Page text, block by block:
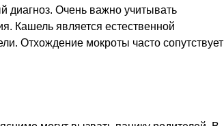
диагноз. Очень важно учитывать
Кашель является естественной
Отхождение мокроты часто сопутствует